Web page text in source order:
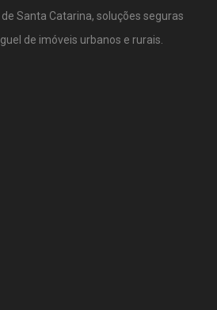
Santa Catarina, soluções seguras
de imóveis urbanos e rurais.